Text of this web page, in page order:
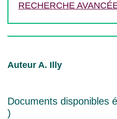
RECHERCHE
Auteur A. Illy
Documents disponibles
)